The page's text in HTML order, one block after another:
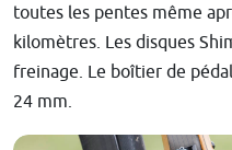
toutes les pentes même
kilomètres. Les disques
freinage. Le boîtier de
24 mm.